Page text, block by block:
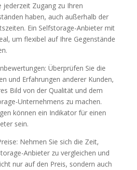
jederzeit Zugang zu Ihren
haben, auch außerhalb der
Ein Selfstorage-Anbieter mit
um flexibel auf Ihre Gegenstände
Überprüfen Sie die
und Erfahrungen anderer Kunden,
Bild von der Qualität und dem
Unternehmens zu machen.
können ein Indikator für einen
sein.
Nehmen Sie sich die Zeit,
Anbieter zu vergleichen und
nur auf den Preis, sondern auch